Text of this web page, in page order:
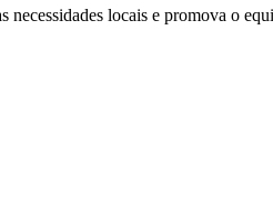
necessidades locais e promova o